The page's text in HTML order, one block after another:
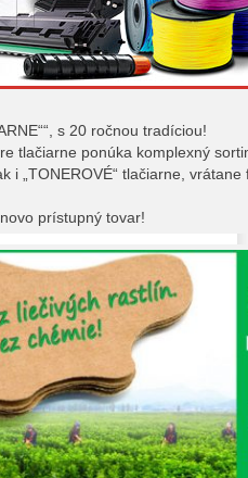
s 20 ročnou tradíciou!
tlačiarne ponúka komplexný
i „TONEROVÉ“ tlačiarne,
prístupný tovar!